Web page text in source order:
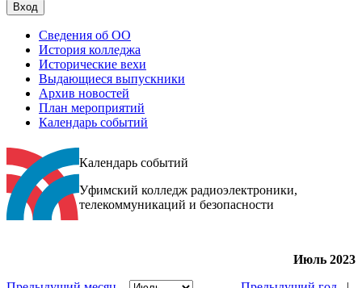
Вход
Сведения об ОО
История колледжа
Исторические вехи
Выдающиеся выпускники
Архив новостей
План мероприятий
Календарь событий
Календарь событий
Уфимский колледж радиоэлектроники,
телекоммуникаций и безопасности
Июль 2023